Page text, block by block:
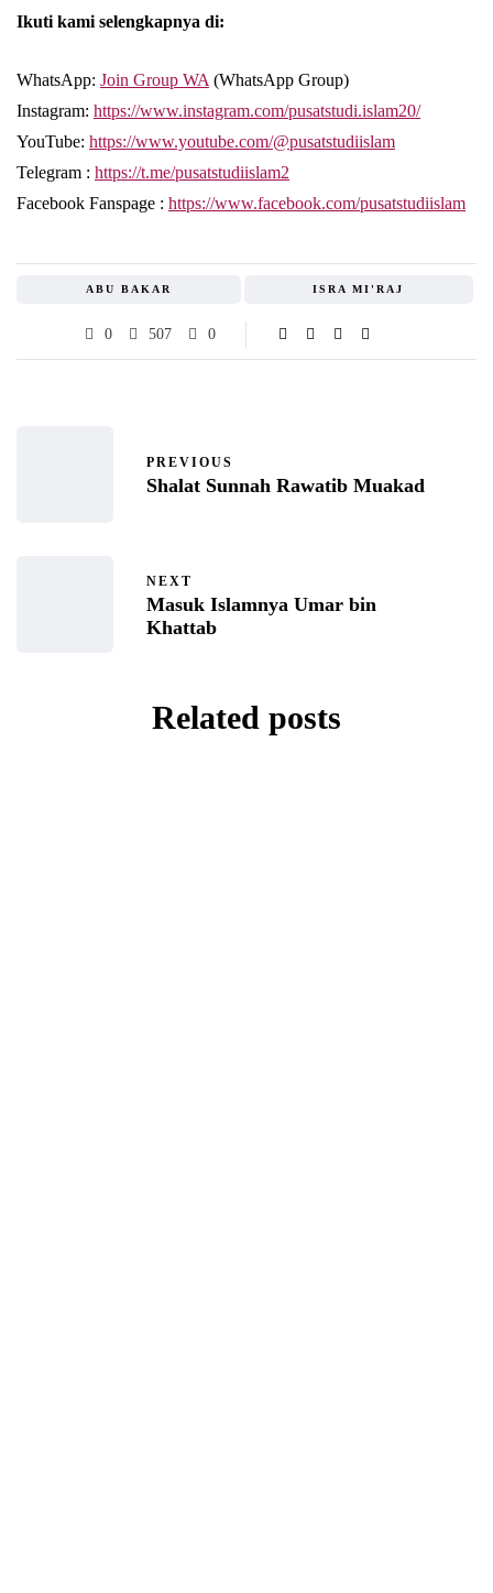
Ikuti kami selengkapnya di:
WhatsApp: Join Group WA (WhatsApp Group)
Instagram: https://www.instagram.com/pusatstudi.islam20/
YouTube: https://www.youtube.com/@pusatstudiislam
Telegram : https://t.me/pusatstudiislam2
Facebook Fanspage : https://www.facebook.com/pusatstudiislam
ABU BAKAR ISRA MI'RAJ
0 507 0
PREVIOUS
Shalat Sunnah Rawatib Muakad
NEXT
Masuk Islamnya Umar bin
Khattab
Related posts